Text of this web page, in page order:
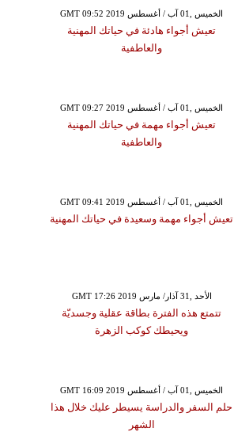
GMT 09:52 2019 الخميس ,01 آب / أغسطس
تعيش أجواء هادئة في حياتك المهنية
والعاطفية
GMT 09:27 2019 الخميس ,01 آب / أغسطس
تعيش أجواء مهمة في حياتك المهنية
والعاطفية
GMT 09:41 2019 الخميس ,01 آب / أغسطس
تعيش أجواء مهمة وسعيدة في حياتك المهنية
GMT 17:26 2019 الأحد ,31 آذار/ مارس
تتمتع هذه الفترة بطاقة عقلية وجسديّة
ويحيطك كوكب الزهرة
GMT 16:09 2019 الخميس ,01 آب / أغسطس
حلم السفر والدراسة يسيطر عليك خلال هذا
الشهر